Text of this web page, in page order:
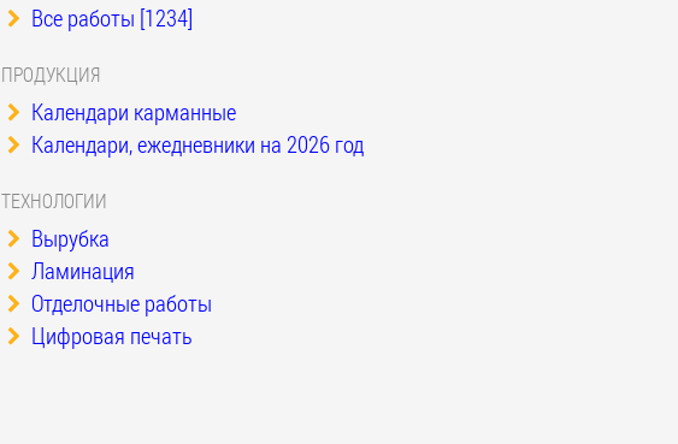
Все работы [1234]
ПРОДУКЦИЯ
Календари карманные
Календари, ежедневники на 2026 год
ТЕХНОЛОГИИ
Вырубка
Ламинация
Отделочные работы
Цифровая печать